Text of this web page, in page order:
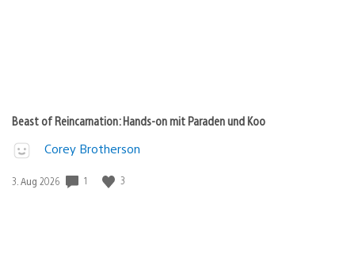
Beast of Reincarnation: Hands-on mit Paraden und Koo
Corey Brotherson
Veröffentlichungsdatum:
3. Aug 2026 1 3